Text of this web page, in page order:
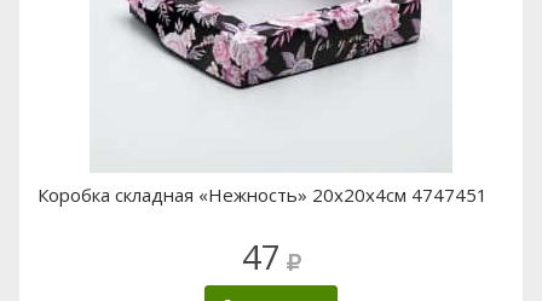
Коробка складная «Нежность» 20х20х4см 4747451
47